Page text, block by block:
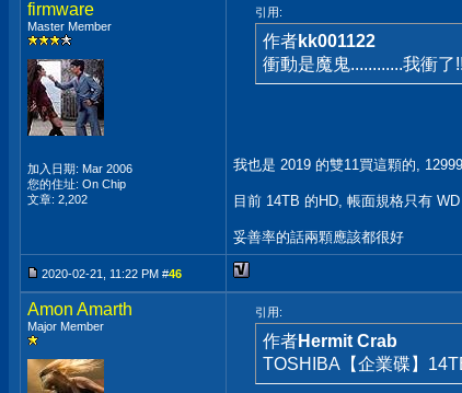
firmware
Master Member
加入日期: Mar 2006
您的住址: On Chip
文章: 2,202
引用:
作者kk001122
衝動是魔鬼............我衝了
我也是 2019 的雙11買這顆的,
目前 14TB 的HD, 帳面規格只有
妥善率的話兩顆應該都很好
2020-02-21, 11:22 PM #46
Amon Amarth
Major Member
引用:
作者Hermit Crab
TOSHIBA【企業碟】